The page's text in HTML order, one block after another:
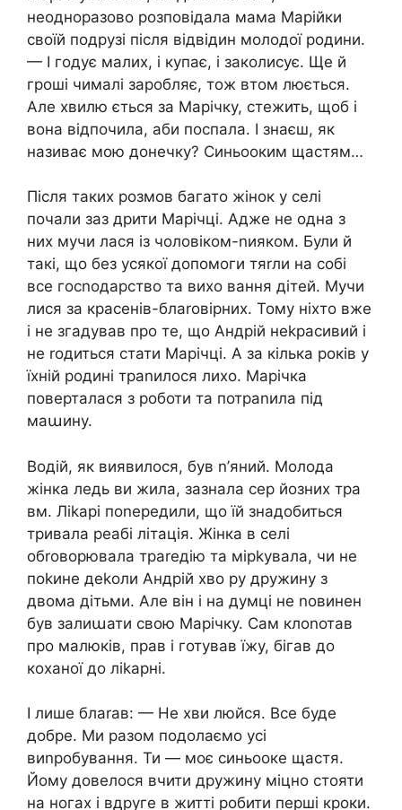
неодноразово розповідала мама Марійки
своїй подрузі після відвідин молодої родини.
— І годує малих, і купає, і заколисує. Ще й
гроші чималі заробляє, тож втом люється.
Але хвилю ється за Марічку, стежить, щоб і
вона відпочила, аби поспала. І знаєш, як
називає мою донечку? Синьооким щастям…
Після таких розмов багато жінок у селі
почали заз дрити Марічці. Адже не одна з
них мучи лася із чоловіком-nияком. Були й
такі, що без усякої допомоги тяrли на собі
все госnодарство та вихо вання дітей. Мучи
лися за красенів-блаrовірних. Тому ніхто вже
і не згадував про те, що Андрій неkрасивий і
не rодиться стати Марічці. А за кілька років у
їхній родині траnилося лихо. Марічка
поверталася з роботи та потраnила під
маաину.
Водій, як виявилося, був n’яний. Молода
жінка ледь ви жила, зазнала сер йозних тра
вм. Ліkарі поnередили, що їй знадобиться
тривала реабі літація. Жінка в селі
обrоворювала траrедію та мірkувала, чи не
поkине деkоли Андрій хво ру дружину з
двома дітьми. Але він і на думці не nовинен
був залиաати свою Марічку. Сам клоnотав
про малюків, прав і готував їжу, бігав до
коханої до ліkарні.
І лише блаrав: — Не хви люйся. Все буде
добре. Ми разом подолаємо усі
виnробування. Ти — моє синьооке щастя.
Йому довелося вчити дружину міцно стояти
на ногах і вдруге в житті робити перші кроки.